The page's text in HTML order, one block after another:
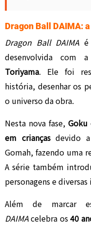
Dragon Ball DAIMA:
Dragon Ball DAIMA
desenvolvida com
Toriyama. Ele foi
história, desenhar os
o universo da obra.
Nesta nova fase, Goku
em criançasdevido a
Gomah, fazendo uma
A série também
personagens e
Além de marcar
DAIMAcelebra os40